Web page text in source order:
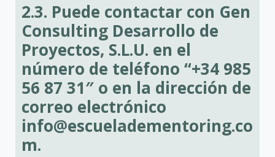
2.3. Puede contactar con Gen
Consulting Desarrollo de
Proyectos, S.L.U. en el
número de teléfono “+34 985
56 87 31″ o en la dirección de
correo electrónico
info@escueladementoring.co
m.